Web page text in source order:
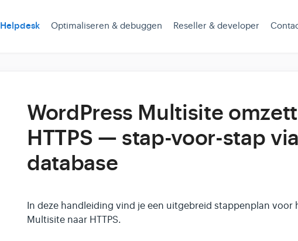
Helpdesk Optimaliseren & debuggen Reseller & developer
WordPress Multisite
HTTPS — stap-voor-stap
database
In deze handleiding vind je een uitgebreid stappenplan voor
Multisite naar HTTPS.